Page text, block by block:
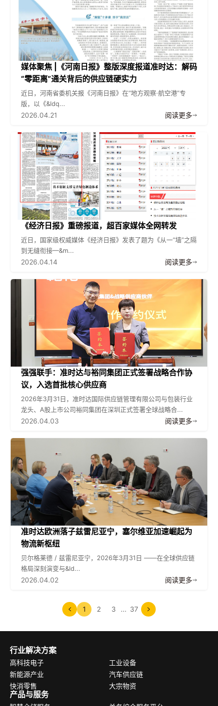
媒体聚焦 |《河南日报》整版深度报道准时达：解码
“零距离”通关背后的供应链硬实力
近日，河南省委机关报《河南日报》在“地方观察·航空港”专
版，以《&ldq...
2026.04.21 阅读更多
《经济日报》重磅报道，超百家媒体全网转发
近日，国家级权威媒体《经济日报》发表了题为《从一“墙”之隔
到无缝衔接—&m...
2026.04.14 阅读更多
强强联手：准时达与裕同集团正式签署战略合作协
议，入选首批核心供应商
2026年3月31日，准时达国际供应链管理有限公司与包装行业
龙头、A股上市公司裕同集团在深圳正式签署全球战略合...
2026.04.03 阅读更多
准时达欧洲落子兹雷尼亚宁，塞尔维亚加速崛起为
物流新枢纽
贝尔格莱德 / 兹雷尼亚宁，2026年3月31日 ——在全球供应链
格局深刻演变与&ld...
2026.04.02 阅读更多
1 2 3 ... 37
行业解决方案
高科技电子
工业设备
新能源产业
汽车供应链
快消零售
大宗物资
产品与服务